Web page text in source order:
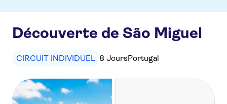
Découverte de São Miguel
CIRCUIT INDIVIDUEL 8 JoursPortugal